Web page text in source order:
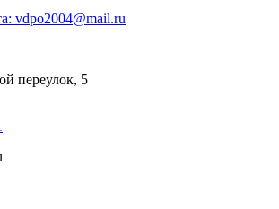
vdpo2004@mail.ru
переулок, 5